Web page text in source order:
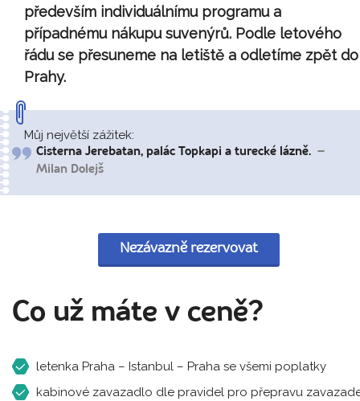
především individuálnímu programu a
případnému nákupu suvenýrů. Podle letového
řádu se přesuneme na letiště a odletíme zpět do
Prahy.
Můj největší zážitek:
Cisterna Jerebatan, palác Topkapi a turecké lázně. –
Milan Dolejš
Nezávazně rezervovat
Co už máte v ceně?
letenka Praha – Istanbul – Praha se všemi poplatky
kabinové zavazadlo dle pravidel pro přepravu